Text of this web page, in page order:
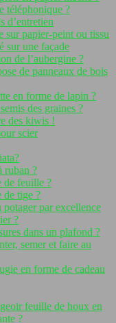
téléphonique ?
d’entretien
sur papier-peint ou tissu
sur une façade
de l’aubergine ?
de panneaux de bois
en forme de lapin ?
des graines ?
des kiwis !
scier
ruban ?
de feuille ?
de tige ?
par excellence
?
dans un plafond ?
semer et faire au
en forme de cadeau
feuille de houx en
?